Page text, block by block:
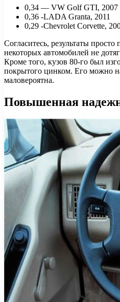
0,34 — VW Golf GTI, 2007
0,36 -LADA Granta, 2011
0,29 -Chevrolet Corvette,
Согласитесь, результаты
некоторых автомобилей не
Кроме того, кузов 80-го был
покрытого цинком. Его можно
маловероятна.
Повышенная